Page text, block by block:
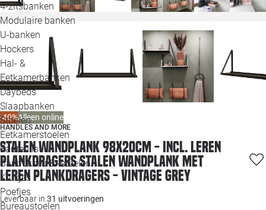
4-zitsbanken
Modulaire banken
U-banken
Hockers
Hal- &
Eetkamerbanken
Daybeds
Slaapbanken
Stoelen
Eetkamerstoelen
Fauteuils
Barkrukken & -stoelen
Krukjes
Poefjes
Bureaustoelen
-40%Alleen online
HANDLES AND MORE
Stalen wandplank 98x20cm - incl. leren
plankdragers Stalen wandplank met
leren plankdragers - Vintage grey
Leverbaar in 31 uitvoeringen